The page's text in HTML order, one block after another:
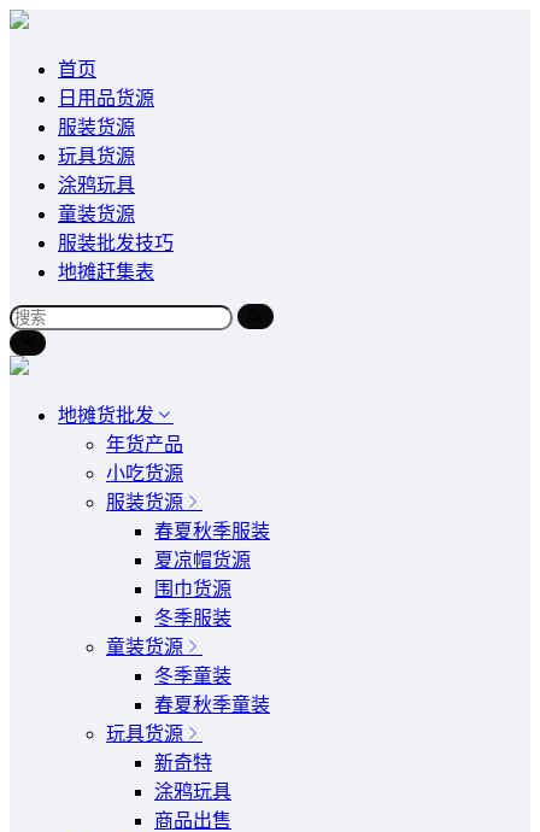
首页
日用品货源
服装货源
玩具货源
涂鸦玩具
童装货源
服装批发技巧
地摊赶集表
地摊货批发
年货产品
小吃货源
服装货源
春夏秋季服装
夏凉帽货源
围巾货源
冬季服装
童装货源
冬季童装
春夏秋季童装
玩具货源
新奇特
涂鸦玩具
商品出售